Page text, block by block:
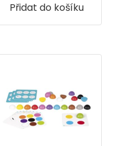
Přidat do košíku